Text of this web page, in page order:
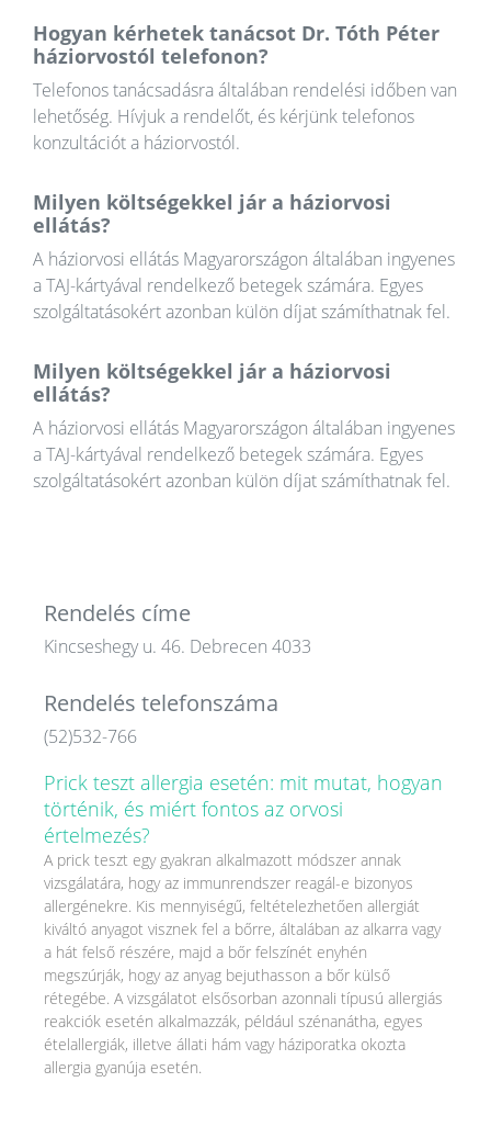
Hogyan kérhetek tanácsot Dr. Tóth Péter
háziorvostól telefonon?
Telefonos tanácsadásra általában rendelési időben van
lehetőség. Hívjuk a rendelőt, és kérjünk telefonos
konzultációt a háziorvostól.
Milyen költségekkel jár a háziorvosi
ellátás?
A háziorvosi ellátás Magyarországon általában ingyenes
a TAJ-kártyával rendelkező betegek számára. Egyes
szolgáltatásokért azonban külön díjat számíthatnak fel.
Milyen költségekkel jár a háziorvosi
ellátás?
A háziorvosi ellátás Magyarországon általában ingyenes
a TAJ-kártyával rendelkező betegek számára. Egyes
szolgáltatásokért azonban külön díjat számíthatnak fel.
Rendelés címe
Kincseshegy u. 46. Debrecen 4033
Rendelés telefonszáma
(52)532-766
Prick teszt allergia esetén: mit mutat, hogyan
történik, és miért fontos az orvosi
értelmezés?
A prick teszt egy gyakran alkalmazott módszer annak
vizsgálatára, hogy az immunrendszer reagál-e bizonyos
allergénekre. Kis mennyiségű, feltételezhetően allergiát
kiváltó anyagot visznek fel a bőrre, általában az alkarra vagy
a hát felső részére, majd a bőr felszínét enyhén
megszúrják, hogy az anyag bejuthasson a bőr külső
rétegébe. A vizsgálatot elsősorban azonnali típusú allergiás
reakciók esetén alkalmazzák, például szénanátha, egyes
ételallergiák, illetve állati hám vagy háziporatka okozta
allergia gyanúja esetén.